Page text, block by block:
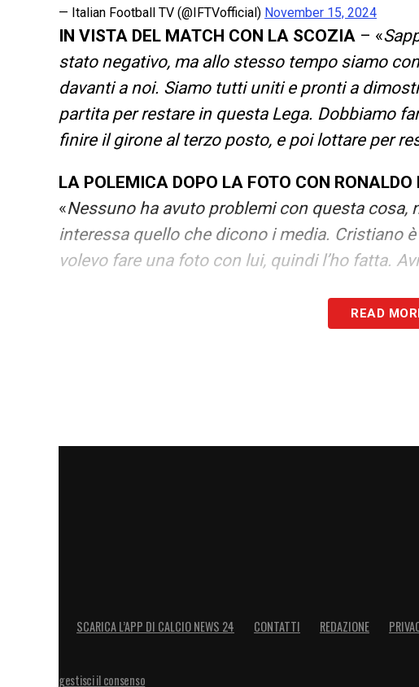
— Italian Football TV (@IFTVofficial) November 15, 2024
IN VISTA DEL MATCH CON LA SCOZIA – «
stato negativo, ma allo stesso tempo siamo
davanti a noi. Siamo tutti uniti e pronti a
partita per restare in questa Lega. Dobbiamo
finire il girone al terzo posto, e poi lottare per
LA POLEMICA DOPO LA FOTO CON RONALDO
«Nessuno ha avuto problemi con questa cosa,
interessa quello che dicono i media. Cristiano
volevo fare una foto con lui, quindi l’ho fatta.
LA PLAYLIST DELLE NOSTRE TOP NEWSREAD
SCARICA L’APP DI CALCIO NEWS 24 CONTATTI REDAZIONE
gestisci il consenso